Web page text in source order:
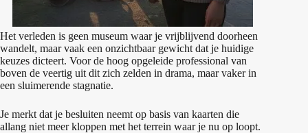
Het verleden is geen museum waar je vrijblijvend doorheen
wandelt, maar vaak een onzichtbaar gewicht dat je huidige
keuzes dicteert. Voor de hoog opgeleide professional van
boven de veertig uit dit zich zelden in drama, maar vaker in
een sluimerende stagnatie.
Je merkt dat je besluiten neemt op basis van kaarten die
allang niet meer kloppen met het terrein waar je nu op loopt.